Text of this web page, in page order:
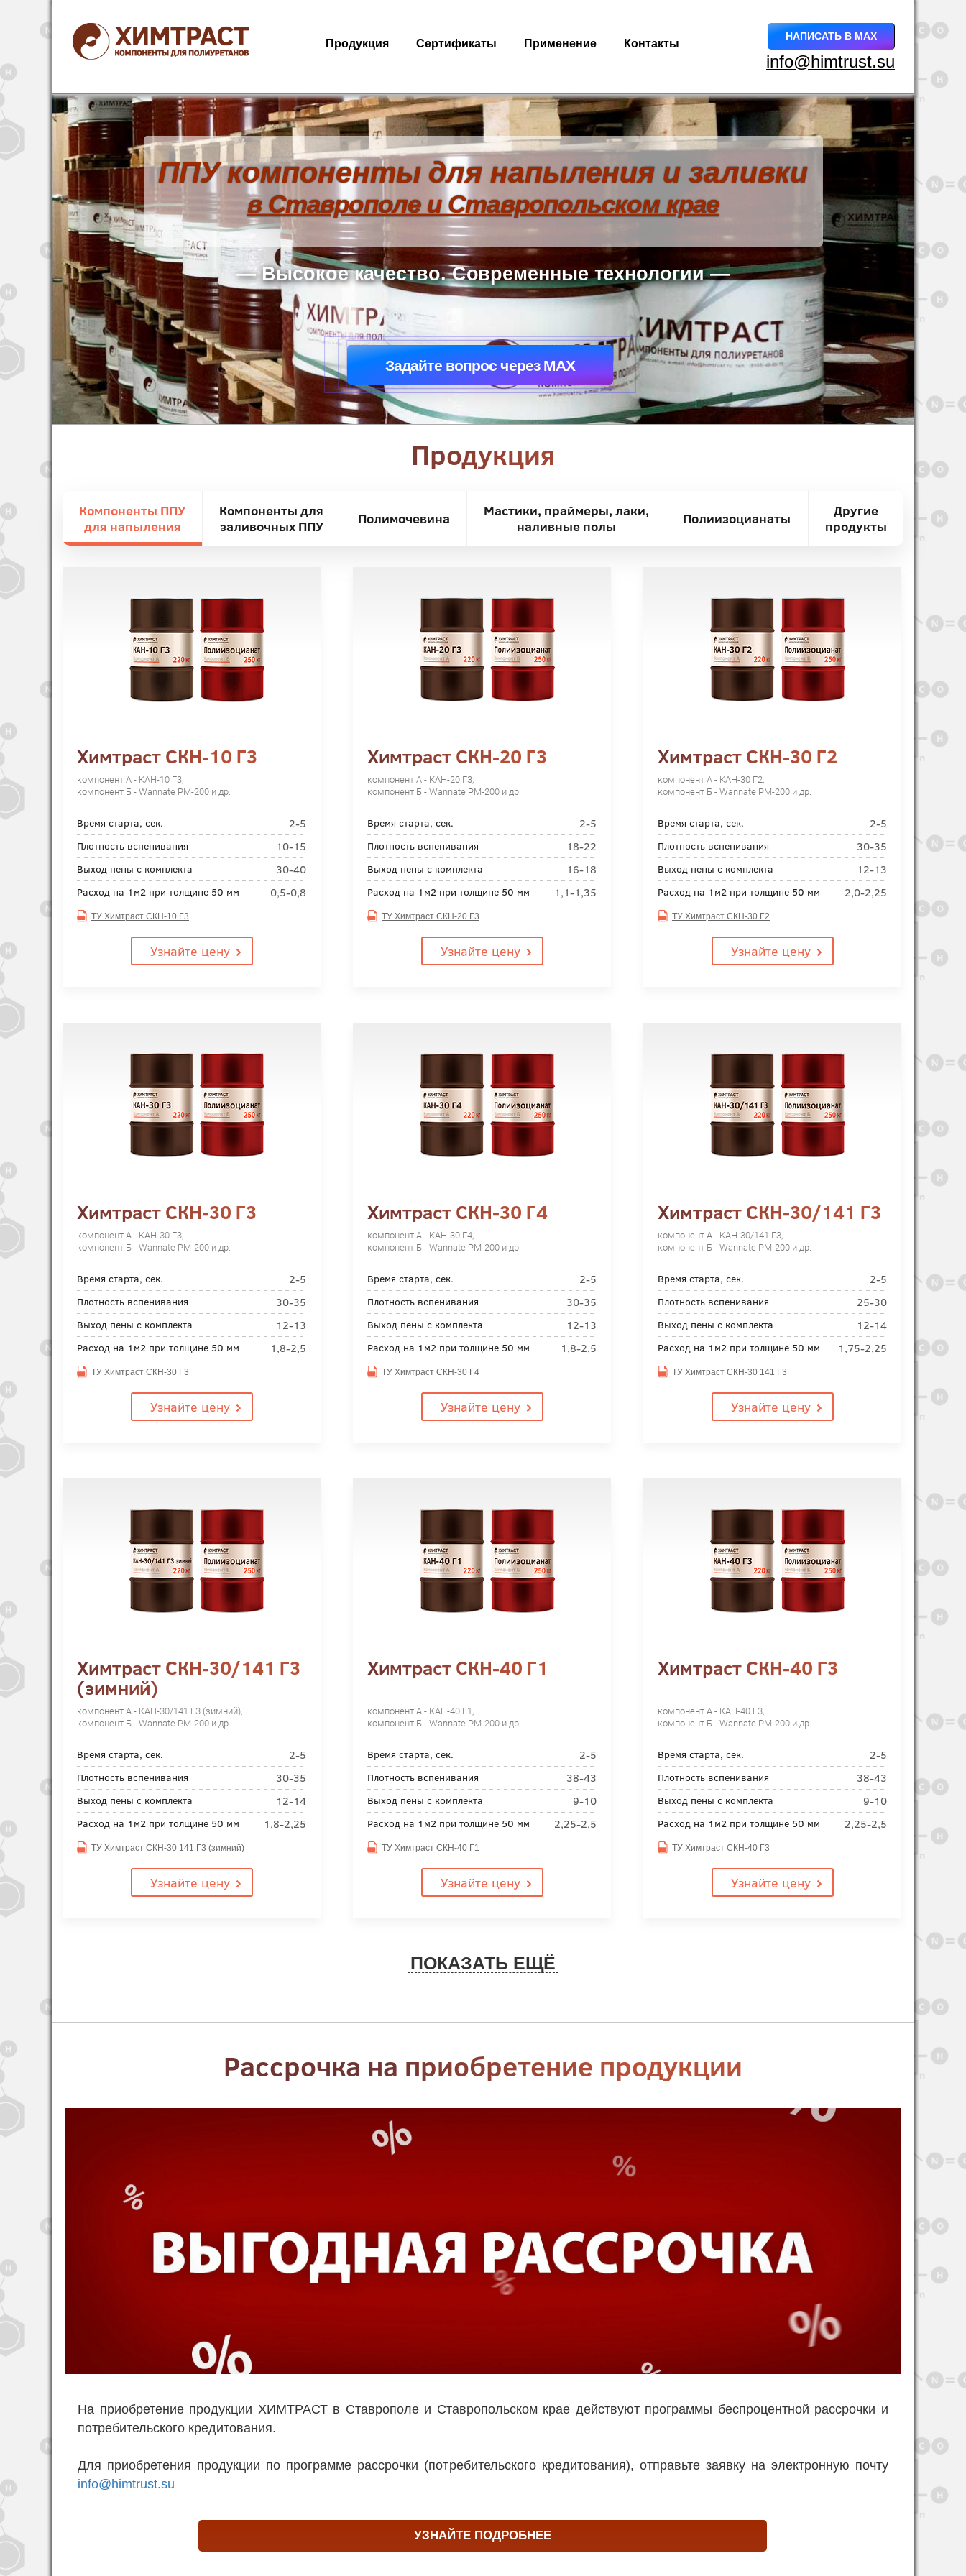
Продукция Сертификаты Применение Контакты
НАПИСАТЬ В MAX
info@himtrust.su
ППУ компоненты для напыления и заливки
в Ставрополе и Ставропольском крае
— Высокое качество. Современные технологии —
Задайте вопрос через MAX
Продукция
Компоненты ППУ
для напыления
Компоненты для
заливочных ППУ
Полимочевина
Мастики, праймеры, лаки,
наливные полы
Полиизоцианаты
Другие
продукты
Химтраст СКН-10 Г3
компонент А - КАН-10 Г3,
компонент Б - Wannate PM-200 и др.
Время старта, сек. 2-5
Плотность вспенивания 10-15
Выход пены с комплекта 30-40
Расход на 1м2 при толщине 50 мм 0,5-0,8
ТУ Химтраст СКН-10 Г3
Узнайте цену
Химтраст СКН-20 Г3
компонент А - КАН-20 Г3,
компонент Б - Wannate PM-200 и др.
Время старта, сек. 2-5
Плотность вспенивания 18-22
Выход пены с комплекта 16-18
Расход на 1м2 при толщине 50 мм 1,1-1,35
ТУ Химтраст СКН-20 Г3
Узнайте цену
Химтраст СКН-30 Г2
компонент А - КАН-30 Г2,
компонент Б - Wannate PM-200 и др.
Время старта, сек. 2-5
Плотность вспенивания 30-35
Выход пены с комплекта 12-13
Расход на 1м2 при толщине 50 мм 2,0-2,25
ТУ Химтраст СКН-30 Г2
Узнайте цену
Химтраст СКН-30 Г3
компонент А - КАН-30 Г3,
компонент Б - Wannate PM-200 и др.
Время старта, сек. 2-5
Плотность вспенивания 30-35
Выход пены с комплекта 12-13
Расход на 1м2 при толщине 50 мм 1,8-2,5
ТУ Химтраст СКН-30 Г3
Узнайте цену
Химтраст СКН-30 Г4
компонент А - КАН-30 Г4,
компонент Б - Wannate PM-200 и др
Время старта, сек. 2-5
Плотность вспенивания 30-35
Выход пены с комплекта 12-13
Расход на 1м2 при толщине 50 мм 1,8-2,5
ТУ Химтраст СКН-30 Г4
Узнайте цену
Химтраст СКН-30/141 Г3
компонент А - КАН-30/141 Г3,
компонент Б - Wannate PM-200 и др.
Время старта, сек. 2-5
Плотность вспенивания 25-30
Выход пены с комплекта 12-14
Расход на 1м2 при толщине 50 мм 1,75-2,25
ТУ Химтраст СКН-30 141 Г3
Узнайте цену
Химтраст СКН-30/141 Г3
(зимний)
компонент А - КАН-30/141 Г3 (зимний),
компонент Б - Wannate PM-200 и др.
Время старта, сек. 2-5
Плотность вспенивания 30-35
Выход пены с комплекта 12-14
Расход на 1м2 при толщине 50 мм 1,8-2,25
ТУ Химтраст СКН-30 141 Г3 (зимний)
Узнайте цену
Химтраст СКН-40 Г1
компонент А - КАН-40 Г1,
компонент Б - Wannate PM-200 и др.
Время старта, сек. 2-5
Плотность вспенивания 38-43
Выход пены с комплекта 9-10
Расход на 1м2 при толщине 50 мм 2,25-2,5
ТУ Химтраст СКН-40 Г1
Узнайте цену
Химтраст СКН-40 Г3
компонент А - КАН-40 Г3,
компонент Б - Wannate PM-200 и др.
Время старта, сек. 2-5
Плотность вспенивания 38-43
Выход пены с комплекта 9-10
Расход на 1м2 при толщине 50 мм 2,25-2,5
ТУ Химтраст СКН-40 Г3
Узнайте цену
ПОКАЗАТЬ ЕЩЁ
Рассрочка на приобретение продукции
На приобретение продукции ХИМТРАСТ в Ставрополе и Ставропольском крае действуют программы беспроцентной рассрочки и
потребительского кредитования.
Для приобретения продукции по программе рассрочки (потребительского кредитования), отправьте заявку на электронную почту
info@himtrust.su
УЗНАЙТЕ ПОДРОБНЕЕ